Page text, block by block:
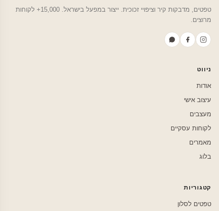
טפטים, מדבקות קיר וציפויי זכוכית. ייצור במפעל בישראל. 15,000+ לקוחות
מרוצים.
ניווט
אודות
עיצוב אישי
מעצבים
לקוחות עסקיים
מאמרים
בלוג
קטגוריות
טפטים לסלון